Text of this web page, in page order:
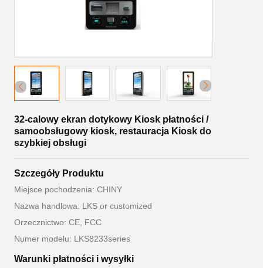
32-calowy ekran dotykowy Kiosk płatności /
samoobsługowy kiosk, restauracja Kiosk do
szybkiej obsługi
Szczegóły Produktu
Miejsce pochodzenia: CHINY
Nazwa handlowa: LKS or customized
Orzecznictwo: CE, FCC
Numer modelu: LKS8233series
Warunki płatności i wysyłki